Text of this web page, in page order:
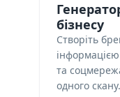
бізнесу
Створіть
та
одного скану.